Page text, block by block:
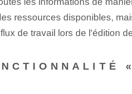
ressources disponibles,
de travail lors de l'édition